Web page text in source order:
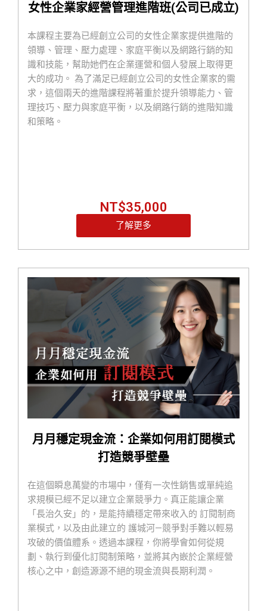
這個營隊都將成為妳成功起飛的助推器！
一起打造「有獲利、有自由、有成就感的理想事業」
若您已經創業成立公司超過一年， 歡迎報名女性企業
家經營管理進階班(公司已成立)課程
女性企業家經營管理進階班(公司已成立)
本課程主要為已經創立公司的女性企業家提供進階的
領導、管理、壓力處理、家庭平衡以及網路行銷的知
識和技能，幫助她們在企業運營和個人發展上取得更
大的成功。 為了滿足已經創立公司的女性企業家的需
求，這個兩天的進階課程將著重於提升領導能力、管
理技巧、壓力與家庭平衡，以及網路行銷的進階知識
和策略。
NT$35,000
了解更多
月月穩定現金流：企業如何用訂閱模式
打造競爭壁壘
在這個瞬息萬變的市場中，僅有一次性銷售或單純追
求規模已經不足以建立企業競爭力。真正能讓企業
「長治久安」的，是能持續穩定帶來收入的 訂閱制商
業模式，以及由此建立的 護城河—競爭對手難以輕易
攻破的價值體系。透過本課程，你將學會如何從規
劃、執行到優化訂閱制策略，並將其內嵌於企業經營
核心之中，創造源源不絕的現金流與長期利潤。